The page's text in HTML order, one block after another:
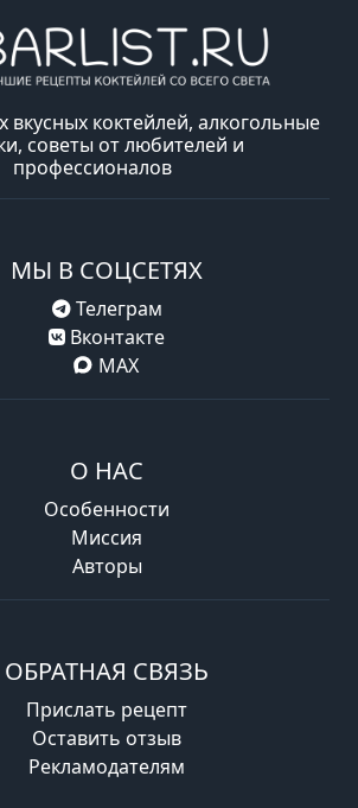
вкусных коктейлей, алкогольные
советы от любителей и
профессионалов
МЫ В СОЦСЕТЯХ
Телеграм
Вконтакте
MAX
О НАС
Особенности
Миссия
Авторы
ОБРАТНАЯ СВЯЗЬ
Прислать рецепт
Оставить отзыв
Рекламодателям